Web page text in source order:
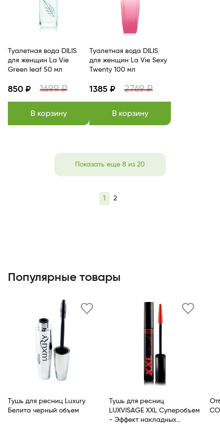
Туалетная вода DILIS
для женщин La Vie
Green leaf 50 мл
850 ₽ 1699 ₽
В корзину
Туалетная вода DILIS
для женщин La Vie Sexy
Twenty 100 мл
1385 ₽ 2769 ₽
В корзину
Показать еще 8 из 20
1 2
Популярные товары
Тушь для ресниц Luxury
Белита черный объем
Тушь для ресниц
LUXVISAGE XXL Суперобъем
- Эффект накладных